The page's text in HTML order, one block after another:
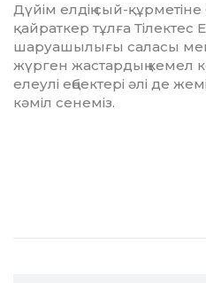
Дүйім елдің сый-
қайраткер тұлға Тілектес
шаруашылығы са­ласы
жүрген жас­тардың кемел
елеу­лі еңбектері әлі де
кәміл сенеміз.